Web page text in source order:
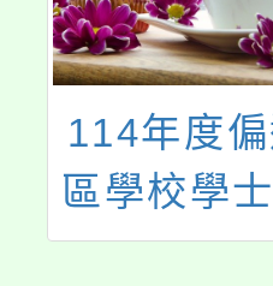
華測會辦
語文能力
114年1月